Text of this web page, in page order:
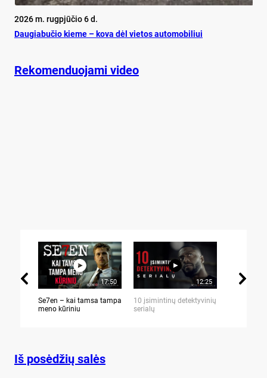
2026 m. rugpjūčio 6 d.
Dau­gia­bu­čio kie­me – ko­va dėl vie­tos au­to­mo­bi­liui
Rekomenduojami video
17:50
Se7en – kai tamsa tampa
meno kūriniu
12:25
10 įsimintinų detektyvinių
serialų
Iš posėdžių salės